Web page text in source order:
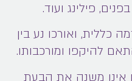
פילינג ועוד.
כללית, ואורכו נע בין
להיקפו ומורכבותו.
אינו משנה את הבעת